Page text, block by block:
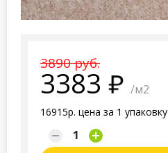
3890 руб.
3383 /м2
16915р. цена за 1 упаковку